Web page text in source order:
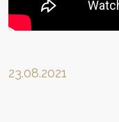
23.08.2021